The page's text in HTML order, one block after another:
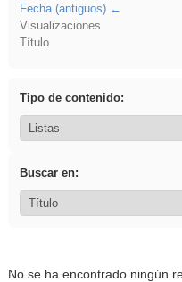
Fecha (antiguos)
Visualizaciones
Título
Tipo de contenido:
Buscar en:
No se ha encontrado ningún